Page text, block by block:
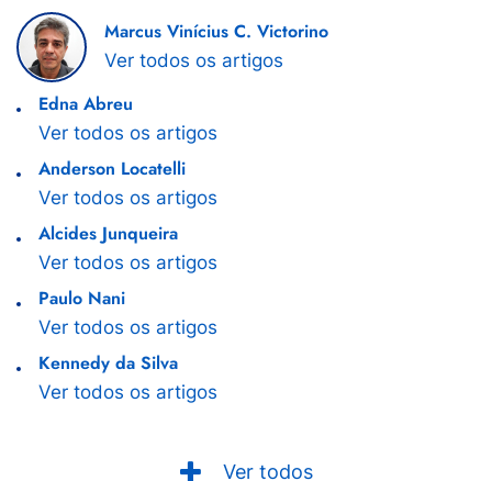
Marcus Vinícius C. Victorino
Ver todos os artigos
Edna Abreu
Ver todos os artigos
Anderson Locatelli
Ver todos os artigos
Alcides Junqueira
Ver todos os artigos
Paulo Nani
Ver todos os artigos
Kennedy da Silva
Ver todos os artigos
Ver todos